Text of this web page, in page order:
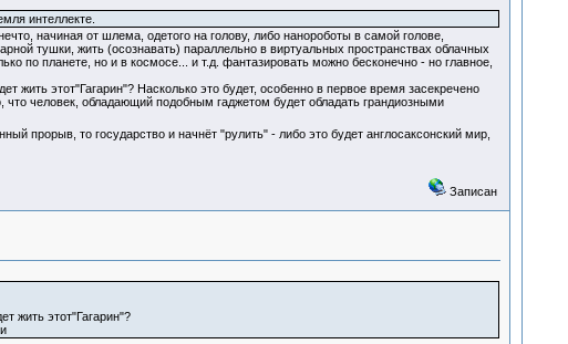
интеллекте.
начиная от шлема, одетого на голову, либо нанороботы в самой голове,
тушки, жить (осознавать) параллельно в виртуальных пространствах облачных
по планете, но и в космосе... и т.д. фантазировать можно бесконечно - но главное,
жить этот"Гагарин"? Насколько это будет, особенно в первое время засекречено
человек, обладающий подобным гаджетом будет обладать грандиозными
прорыв, то государство и начнёт "рулить" - либо это будет англосаксонский мир,
Записан
жить этот"Гагарин"?